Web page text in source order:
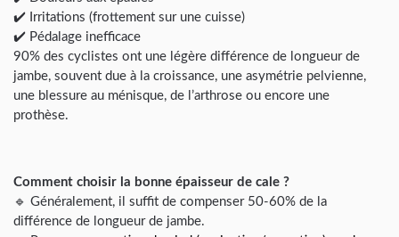
✔️ Irritations (frottement sur une cuisse)
✔️ Pédalage inefficace
90% des cyclistes ont une légère différence de longueur de
jambe, souvent due à la croissance, une asymétrie pelvienne,
une blessure au ménisque, de l’arthrose ou encore une
prothèse.
Comment choisir la bonne épaisseur de cale ?
🔹 Généralement, il suffit de compenser 50-60% de la
différence de longueur de jambe.